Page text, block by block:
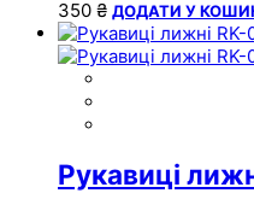
350 ₴ ДОДАТИ У
Рукавиці